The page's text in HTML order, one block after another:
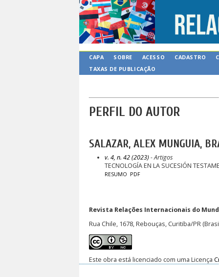
CAPA SOBRE ACESSO CADASTRO
TAXAS DE PUBLICAÇÃO
PERFIL DO AUTOR
SALAZAR, ALEX MUNGUIA,
v. 4, n. 42 (2023) - Artigos
TECNOLOGÍA EN LA SUCESIÓN
RESUMO PDF
Revista Relações Internacionais do
Rua Chile, 1678, Rebouças, Curitiba/PR
Este obra está licenciado com uma Licença